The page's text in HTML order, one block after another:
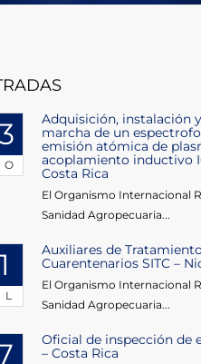
Adquisición, instalación
marcha de un
emisión atómica de
acoplamiento inductivo
Costa Rica
El Organismo Internacional
Sanidad Agropecuaria...
Auxiliares de
Cuarentenarios SITC –
El Organismo Internacional
Sanidad Agropecuaria...
Oficial de inspección de
– Costa Rica